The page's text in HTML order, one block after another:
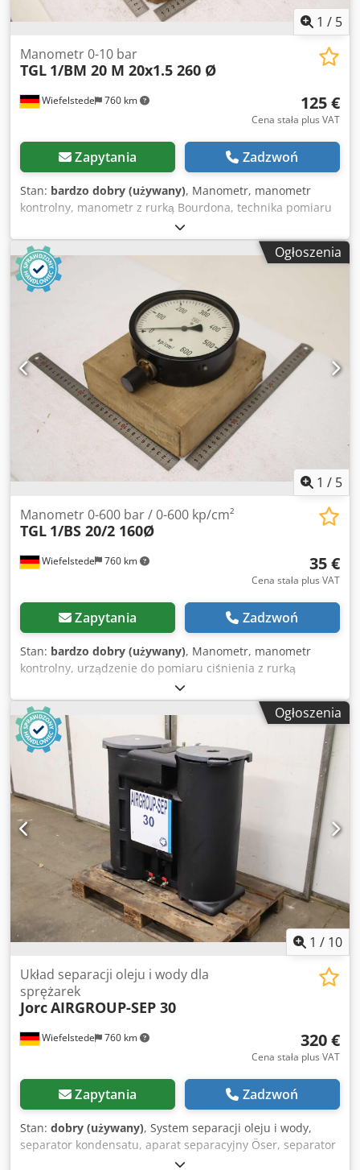
1 / 5
Wiefelstede 760 km
Manometr 0-10 bar
TGL 1/BM 20 M 20x1.5 260 Ø
125 €
Cena stała plus VAT
Zapytania Zadzwoń
Stan: bardzo dobry (używany), Manometr, manometr
kontrolny, manometr z rurką Bourdona, technika pomiaru
ciśnienia i temperatury, manometr z rurką sprężynową,
tester ciśnienia, przyrząd do testowania ciśnienia -
Producent: TGL, manometr 0-10 bar, nieużywany, w
oryginalnym opakowaniu -Typ: 1/BM 20 M 20x1,5 260 Ø Nr:
13301-B44-01 -Ilość: dostępnych 9 manometrów -Cena: za
sztukę -Wymiary kartonu: 310/310/H70 mm Dsdeyfmr
Aepfx Ablock -Waga: 4,6 kg/szt.
Ogłoszenia
1 / 5
Wiefelstede 760 km
Manometr 0-600 bar / 0-600 kp/cm²
TGL 1/BS 20/2 160Ø
35 €
Cena stała plus VAT
Zapytania Zadzwoń
Stan: bardzo dobry (używany), Manometr, manometr
kontrolny, urządzenie do pomiaru ciśnienia z rurką
sprężynową, technika pomiaru ciśnienia i temperatury,
manometr rurkowo-sprężynowy, tester ciśnienia, przyrząd
do próby ciśnieniowej - Producent: TGL, manometr 0-600
bar, nieużywany w oryginalnym opakowaniu - Typ: 1/BM
20/2 160 0-600 kp/cm² - Ilość: dostępnych 20 manometrów
- Cena: za sztukę - Wymiary kartonu: 200/200/H70 mm -
Waga: 0,9 kg/szt. Dcedpfx Aeyd S Rbeblek
Ogłoszenia
1 / 10
Wiefelstede 760 km
Układ separacji oleju i wody dla
sprężarek
JorcAIRGROUP-SEP 30
320 €
Cena stała plus VAT
Zapytania Zadzwoń
Stan: dobry (używany), System separacji oleju i wody,
separator kondensatu, aparat separacyjny Öser, separator
oleju, separator oleju/wody, separator oleju i wody do